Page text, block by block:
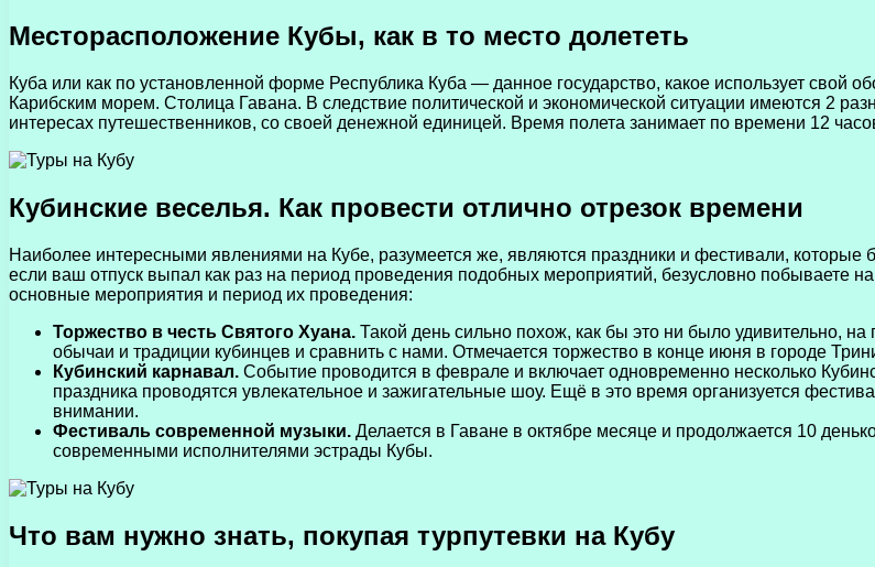
Месторасположение Кубы, как в то место долететь
Куба или как по установленной форме Республика Куба — данное государство, какое использует свой
Карибским морем. Столица Гавана. В следствие политической и экономической ситуации имеются 2
интересах путешественников, со своей денежной единицей. Время полета занимает по времени 12
Кубинские веселья. Как провести отлично отрезок времени
Наиболее интересными явлениями на Кубе, разумеется же, являются праздники и фестивали,
если ваш отпуск выпал как раз на период проведения подобных мероприятий, безусловно побываете
основные мероприятия и период их проведения:
Торжество в честь Святого Хуана. Такой день сильно похож, как бы это ни было удивительно,
обычаи и традиции кубинцев и сравнить с нами. Отмечается торжество в конце июня в городе
Кубинский карнавал. Событие проводится в феврале и включает одновременно несколько
праздника проводятся увлекательное и зажигательные шоу. Ещё в это время организуется
внимании.
Фестиваль современной музыки. Делается в Гаване в октябре месяце и продолжается 10
современными исполнителями эстрады Кубы.
Что вам нужно знать, покупая турпутевки на Кубу